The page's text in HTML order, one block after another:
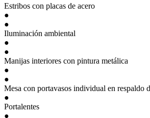
Estribos con placas de acero
●
●
Iluminación ambiental
●
●
Manijas interiores con pintura metálica
●
●
Mesa con portavasos individual en respaldo
●
Portalentes
●